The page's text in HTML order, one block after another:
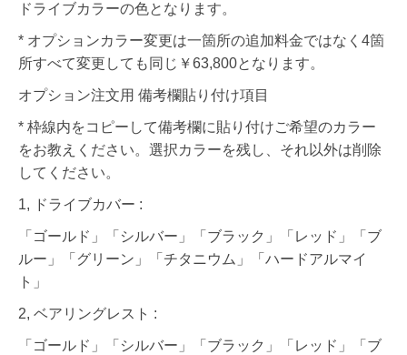
ドライブカラーの色となります。
* オプションカラー変更は一箇所の追加料金ではなく4箇
所すべて変更しても同じ￥63,800となります。
オプション注文用 備考欄貼り付け項目
* 枠線内をコピーして備考欄に貼り付けご希望のカラー
をお教えください。選択カラーを残し、それ以外は削除
してください。
1, ドライブカバー :
「ゴールド」「シルバー」「ブラック」「レッド」「ブ
ルー」「グリーン」「チタニウム」「ハードアルマイ
ト」
2, ベアリングレスト :
「ゴールド」「シルバー」「ブラック」「レッド」「ブ